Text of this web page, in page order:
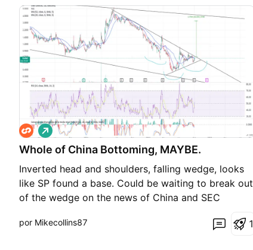
Whole of China Bottoming, MAYBE.
Inverted head and shoulders, falling wedge, looks
like SP found a base. Could be waiting to break out
of the wedge on the news of China and SEC
accountable act. China FUD could be comming to a
L
a
r
o
por Mikecollins87 1